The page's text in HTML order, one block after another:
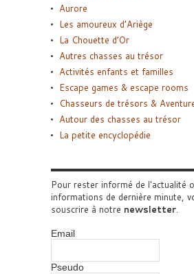
Aurore
Les amoureux d’Ariège
La Chouette d’Or
Autres chasses au trésor
Activités enfants et familles
Escape games & escape rooms
Chasseurs de trésors &
Autour des chasses au trésor
La petite encyclopédie
Pour rester informé de l'actualité
informations de dernière minute,
souscrire à notre newsletter.
Email
Pseudo